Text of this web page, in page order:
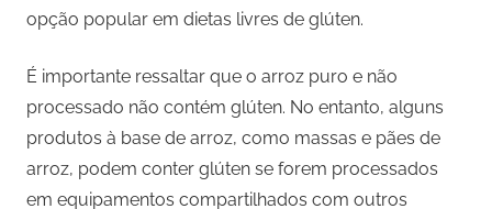
opção popular em dietas livres de glúten.
É importante ressaltar que o arroz puro e não
processado não contém glúten. No entanto, alguns
produtos à base de arroz, como massas e pães de
arroz, podem conter glúten se forem processados
em equipamentos compartilhados com outros